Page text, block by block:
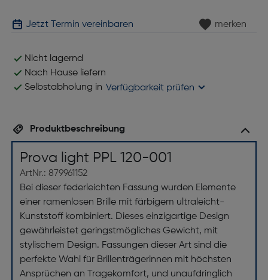
Jetzt Termin vereinbaren merken
Nicht lagernd
Nach Hause liefern
Selbstabholung in Verfügbarkeit prüfen
Produktbeschreibung
Prova light PPL 120-001
ArtNr.: 879961152
Bei dieser federleichten Fassung wurden Elemente
einer ramenlosen Brille mit färbigem ultraleicht-
Kunststoff kombiniert. Dieses einzigartige Design
gewährleistet geringstmögliches Gewicht, mit
stylischem Design. Fassungen dieser Art sind die
perfekte Wahl für Brillenträgerinnen mit höchsten
Ansprüchen an Tragekomfort, und unaufdringlich